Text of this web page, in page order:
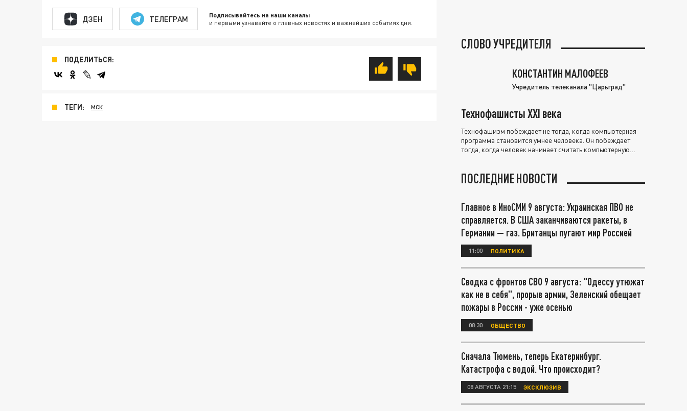
ДЗЕН ТЕЛЕГРАМ Подписывайтесь на наши каналы
и первыми узнавайте о главных новостях и важнейших событиях дня.
ПОДЕЛИТЬСЯ:
ТЕГИ: МСК
СЛОВО УЧРЕДИТЕЛЯ
КОНСТАНТИН МАЛОФЕЕВ
Учредитель телеканала "Царьград"
Технофашисты XXI века
Технофашизм побеждает не тогда, когда компьютерная
программа становится умнее человека. Он побеждает
тогда, когда человек начинает считать компьютерную
ПОСЛЕДНИЕ НОВОСТИ
Главное в ИноСМИ 9 августа: Украинская ПВО не
справляется. В США заканчиваются ракеты, в
Германии — газ. Британцы пугают мир Россией
11:00 ПОЛИТИКА
Сводка с фронтов СВО 9 августа: "Одессу утюжат
как не в себя", прорыв армии, Зеленский обещает
пожары в России - уже осенью
08:30 ОБЩЕСТВО
Сначала Тюмень, теперь Екатеринбург.
Катастрофа с водой. Что происходит?
08 АВГУСТА 21:15 ЭКСКЛЮЗИВ